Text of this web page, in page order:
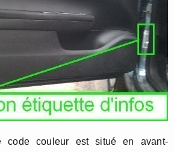
code couleur est situé en avant-